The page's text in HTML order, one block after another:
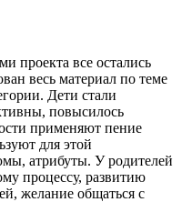
проекта все остались
весь материал по теме
Дети стали
повысилось
применяют пение
для этой
атрибуты. У родителей
процессу, развитию
желание общаться с